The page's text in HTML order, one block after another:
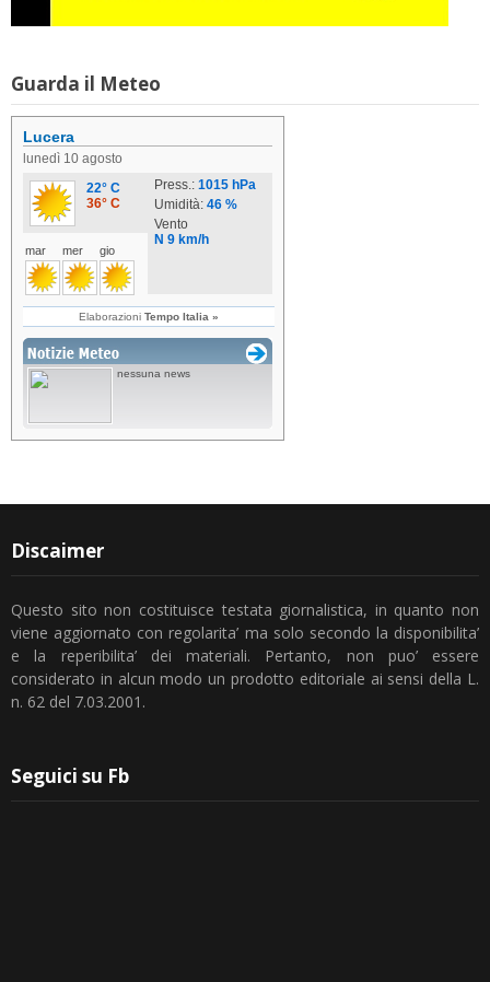
Guarda il Meteo
Discaimer
Questo sito non costituisce testata giornalistica, in quanto non
viene aggiornato con regolarita’ ma solo secondo la disponibilita’
e la reperibilita’ dei materiali. Pertanto, non puo’ essere
considerato in alcun modo un prodotto editoriale ai sensi della L.
n. 62 del 7.03.2001.
Seguici su Fb